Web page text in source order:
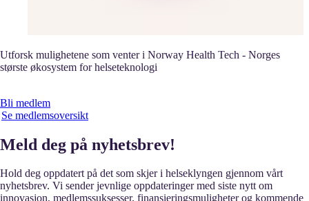
Utforsk mulighetene som venter i Norway Health Tech - Norges
største økosystem for helseteknologi
Bli medlem
Se medlemsoversikt
Meld deg på nyhetsbrev!
Hold deg oppdatert på det som skjer i helseklyngen gjennom vårt
nyhetsbrev. Vi sender jevnlige oppdateringer med siste nytt om
innovasjon, medlemssuksesser, finansieringsmuligheter og kommende